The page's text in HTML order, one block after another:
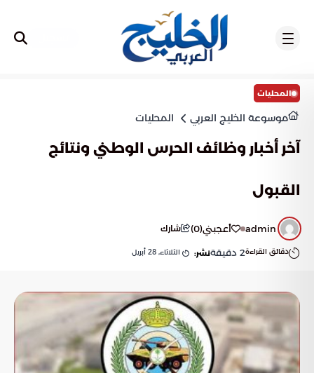
المحليات
موسوعة الخليج العربي المحليات
آخر أخبار وظائف الحرس الوطني ونتائج
القبول
admin أعجبني(
0
) شارك
دقائق القراءة2 دقيقةنشر: الثلاثاء, 28 أبريل